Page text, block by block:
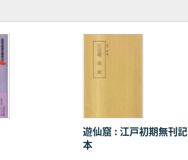
遊仙窟 : 江戸初期無刊記
本